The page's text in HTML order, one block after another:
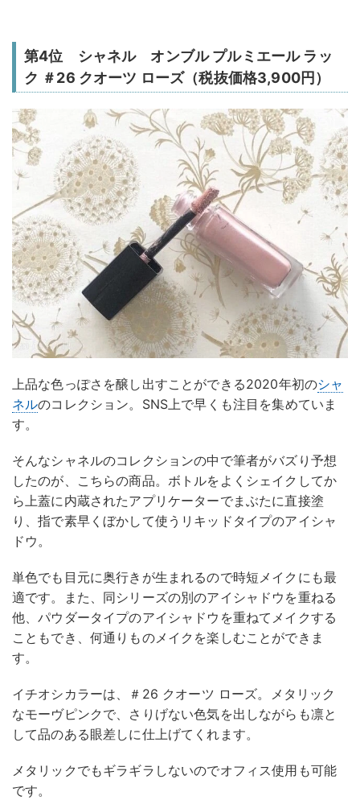
第4位 シャネル オンブル プルミエール ラッ
ク ＃26 クオーツ ローズ（税抜価格3,900円）
上品な色っぽさを醸し出すことができる2020年初のシャ
ネルのコレクション。SNS上で早くも注目を集めていま
す。
そんなシャネルのコレクションの中で筆者がバズり予想
したのが、こちらの商品。ボトルをよくシェイクしてか
ら上蓋に内蔵されたアプリケーターでまぶたに直接塗
り、指で素早くぼかして使うリキッドタイプのアイシャ
ドウ。
単色でも目元に奥行きが生まれるので時短メイクにも最
適です。また、同シリーズの別のアイシャドウを重ねる
他、パウダータイプのアイシャドウを重ねてメイクする
こともでき、何通りものメイクを楽しむことができま
す。
イチオシカラーは、＃26 クオーツ ローズ。メタリック
なモーヴピンクで、さりげない色気を出しながらも凛と
して品のある眼差しに仕上げてくれます。
メタリックでもギラギラしないのでオフィス使用も可能
です。